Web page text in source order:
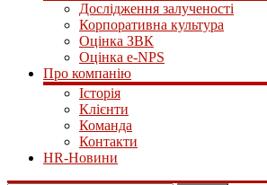
Дослідження залученості
Корпоративна культура
Оцінка ЗВК
Оцінка e-NPS
Про компанію
Історія
Клієнти
Команда
Контакти
HR-Новини